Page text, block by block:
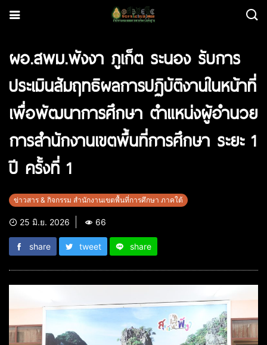
ผอ.สพม.พังงา ภูเก็ต ระนอง รับการ
ประเมินสัมฤทธิผลการปฏิบัติงานในหน้าที่
เพื่อพัฒนาการศึกษา ตำแหน่งผู้อำนวย
การสำนักงานเขตพื้นที่การศึกษา ระยะ 1
ปี ครั้งที่ 1
ข่าวสาร & กิจกรรม สำนักงานเขตพื้นที่การศึกษา ภาคใต้
25 มิ.ย. 2026 66
share tweet share